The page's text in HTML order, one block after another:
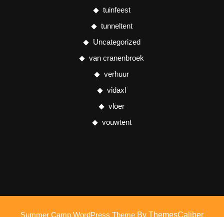
tuinfeest
tunneltent
Uncategorized
van cranenbroek
verhuur
vidaxl
vloer
vouwtent
Summer Camp WordPress Theme By ThemesCaliber